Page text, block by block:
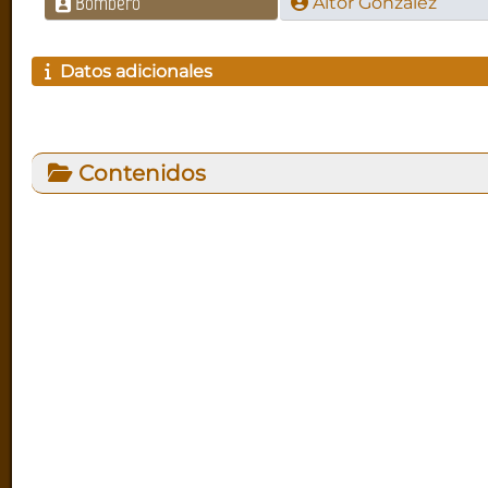
Datos adicionales
Contenidos